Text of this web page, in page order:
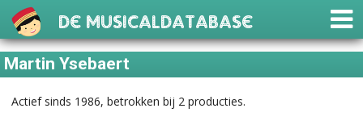
De Musicaldatabase
Martin Ysebaert
Actief sinds 1986, betrokken bij 2 producties.